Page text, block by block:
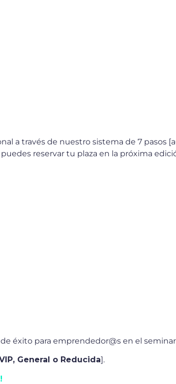
a través de nuestro sistema de 7 pasos
reservar tu plaza en la próxima
de éxito para emprendedor@s en el
General o Reducida].